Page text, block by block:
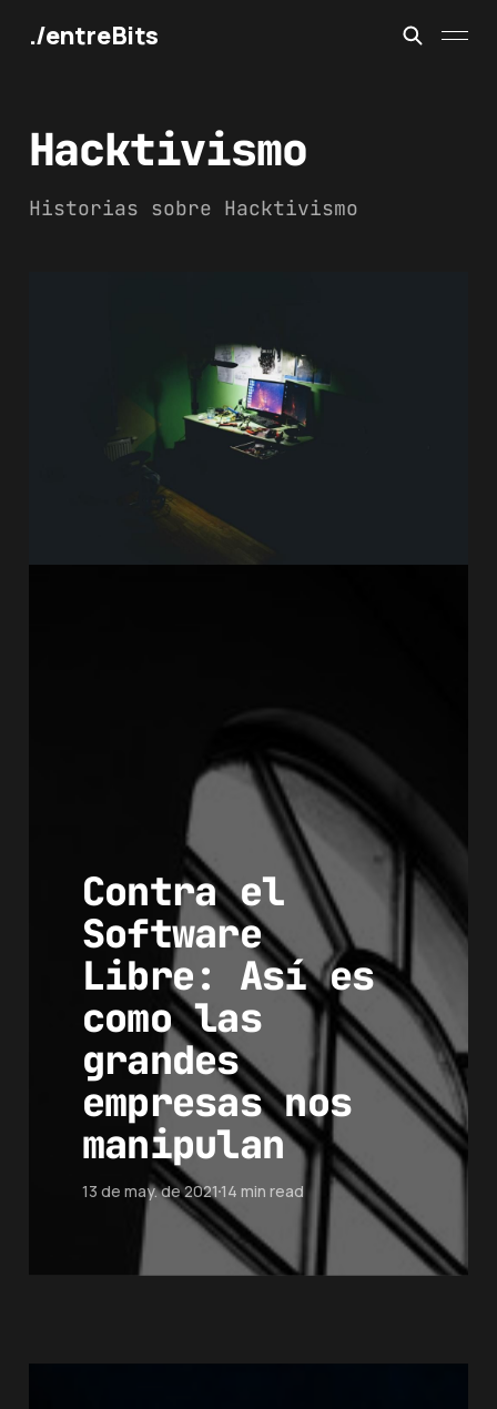
./entreBits
Hacktivismo
Historias sobre Hacktivismo
Contra el
Software
Libre: Así es
como las
grandes
empresas nos
manipulan
13 de may. de 202114 min read